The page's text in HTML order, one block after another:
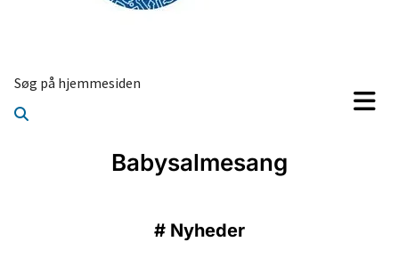
Søg på hjemmesiden
Babysalmesang
# Nyheder